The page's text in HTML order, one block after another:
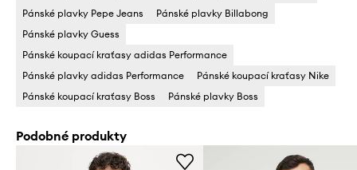
Pánské plavky Pepe Jeans
Pánské plavky Billabong
Pánské plavky Guess
Pánské koupací kraťasy adidas Performance
Pánské plavky adidas Performance
Pánské koupací kraťasy Nike
Pánské koupací kraťasy Boss
Pánské plavky Boss
Podobné produkty